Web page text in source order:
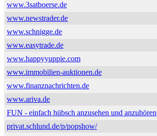
www.3satboerse.de
www.newstrader.de
www.schnigge.de
www.easytrade.de
www.happyyuppie.com
www.immobilien-auktionen.de
www.finanznachrichten.de
www.ariva.de
FUN - einfach hübsch anzusehen und anzuhören
privat.schlund.de/p/popshow/